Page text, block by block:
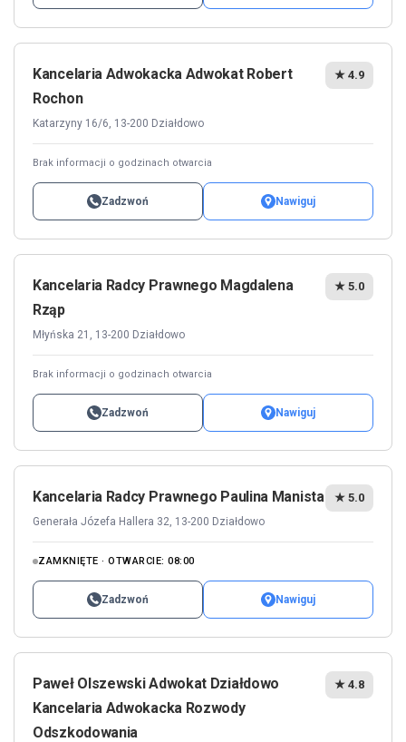
Kancelaria Adwokacka Adwokat Robert
Rochon
Katarzyny 16/6, 13-200 Działdowo
★ 4.9
Brak informacji o godzinach otwarcia
Zadzwoń Nawiguj
Kancelaria Radcy Prawnego Magdalena
Rząp
Młyńska 21, 13-200 Działdowo
★ 5.0
Brak informacji o godzinach otwarcia
Zadzwoń Nawiguj
Kancelaria Radcy Prawnego Paulina Manista
Generała Józefa Hallera 32, 13-200 Działdowo
★ 5.0
ZAMKNIĘTE · OTWARCIE: 08:00
Zadzwoń Nawiguj
Paweł Olszewski Adwokat Działdowo
Kancelaria Adwokacka Rozwody
Odszkodowania
★ 4.8